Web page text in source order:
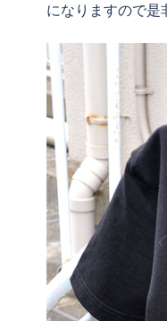
になりますので是